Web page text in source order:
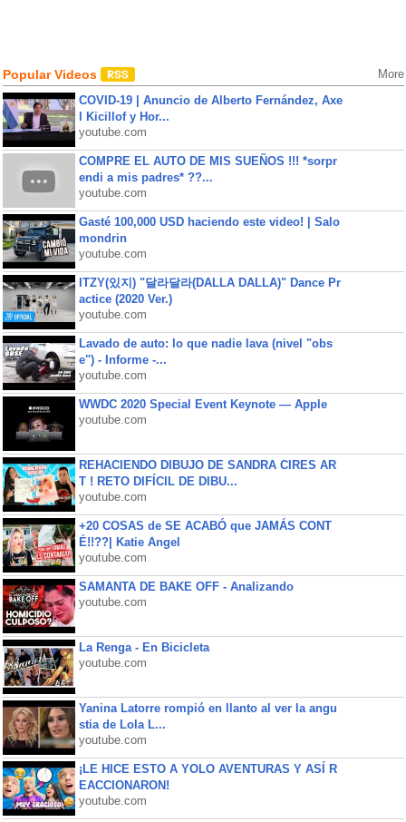
Popular Videos More
COVID-19 | Anuncio de Alberto Fernández, Axe
l Kicillof y Hor...
youtube.com
COMPRE EL AUTO DE MIS SUEÑOS !!! *sorpr
endi a mis padres* ??...
youtube.com
Gasté 100,000 USD haciendo este video! | Salo
mondrin
youtube.com
ITZY(있지) "달라달라(DALLA DALLA)" Dance Pr
actice (2020 Ver.)
youtube.com
Lavado de auto: lo que nadie lava (nivel "obs
e") - Informe -...
youtube.com
WWDC 2020 Special Event Keynote — Apple
youtube.com
REHACIENDO DIBUJO DE SANDRA CIRES AR
T ! RETO DIFÍCIL DE DIBU...
youtube.com
+20 COSAS de SE ACABÓ que JAMÁS CONT
É!!??| Katie Angel
youtube.com
SAMANTA DE BAKE OFF - Analizando
youtube.com
La Renga - En Bicicleta
youtube.com
Yanina Latorre rompió en llanto al ver la angu
stia de Lola L...
youtube.com
¡LE HICE ESTO A YOLO AVENTURAS Y ASÍ R
EACCIONARON!
youtube.com